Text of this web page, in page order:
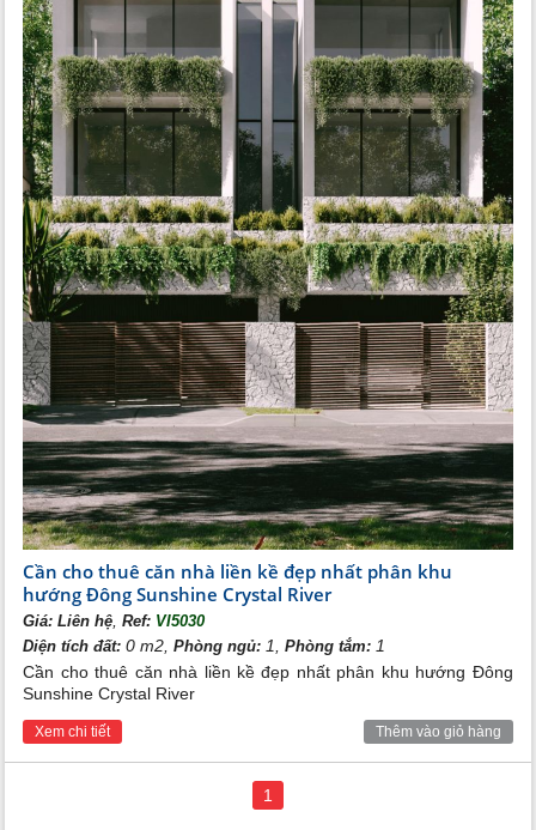
Cần cho thuê căn nhà liền kề đẹp nhất phân khu
hướng Đông Sunshine Crystal River
Giá:Liên hệ ,Ref: VI5030
Diện tích đất: 0 m2,Phòng ngủ: 1,Phòng tắm: 1
Cần cho thuê căn nhà liền kề đẹp nhất phân khu hướng Đông
Sunshine Crystal River
Xem chi tiết Thêm vào giỏ hàng
1